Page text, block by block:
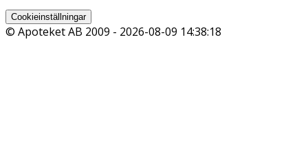
Cookieinställningar
© Apoteket AB 2009 - 2026-08-09 14:38:18